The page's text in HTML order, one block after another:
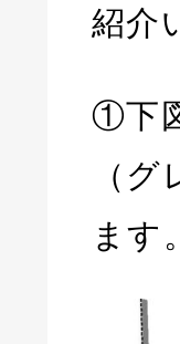
紹介
①下
（
ます。